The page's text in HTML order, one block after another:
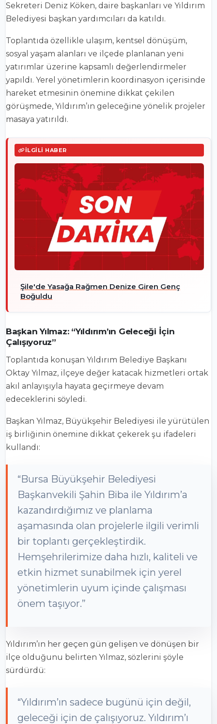
Sekreteri Deniz Köken, daire başkanları ve Yıldırım
Belediyesi başkan yardımcıları da katıldı.
Toplantıda özellikle ulaşım, kentsel dönüşüm,
sosyal yaşam alanları ve ilçede planlanan yeni
yatırımlar üzerine kapsamlı değerlendirmeler
yapıldı. Yerel yönetimlerin koordinasyon içerisinde
hareket etmesinin önemine dikkat çekilen
görüşmede, Yıldırım’ın geleceğine yönelik projeler
masaya yatırıldı.
İLGILI HABER
Şile'de Yasağa Rağmen Denize Giren Genç
Boğuldu
Başkan Yılmaz: “Yıldırım’ın Geleceği İçin
Çalışıyoruz”
Toplantıda konuşan Yıldırım Belediye Başkanı
Oktay Yılmaz, ilçeye değer katacak hizmetleri ortak
akıl anlayışıyla hayata geçirmeye devam
edeceklerini söyledi.
Başkan Yılmaz, Büyükşehir Belediyesi ile yürütülen
iş birliğinin önemine dikkat çekerek şu ifadeleri
kullandı:
“Bursa Büyükşehir Belediyesi
Başkanvekili Şahin Biba ile Yıldırım’a
kazandırdığımız ve planlama
aşamasında olan projelerle ilgili verimli
bir toplantı gerçekleştirdik.
Hemşehrilerimize daha hızlı, kaliteli ve
etkin hizmet sunabilmek için yerel
yönetimlerin uyum içinde çalışması
önem taşıyor.”
Yıldırım’ın her geçen gün gelişen ve dönüşen bir
ilçe olduğunu belirten Yılmaz, sözlerini şöyle
sürdürdü:
“Yıldırım’ın sadece bugünü için değil,
geleceği için de çalışıyoruz. Yıldırım’ı